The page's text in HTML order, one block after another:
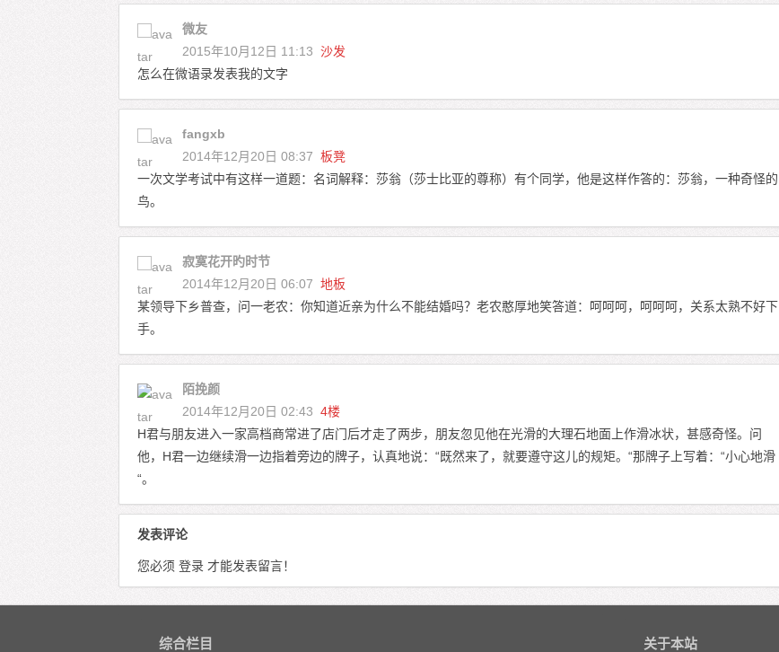
微友
2015年10月12日 11:13 沙发
怎么在微语录发表我的文字
fangxb
2014年12月20日 08:37 板凳
一次文学考试中有这样一道题：名词解释：莎翁（莎士比亚的尊称）有个同学，他是这样作答的：莎翁，一种奇怪的
鸟。
寂寞花开旳时节
2014年12月20日 06:07 地板
某领导下乡普查，问一老农：你知道近亲为什么不能结婚吗？老农憨厚地笑答道：呵呵呵，呵呵呵，关系太熟不好下
手。
陌挽颜
2014年12月20日 02:43 4楼
H君与朋友进入一家高档商常进了店门后才走了两步，朋友忽见他在光滑的大理石地面上作滑冰状，甚感奇怪。问
他，H君一边继续滑一边指着旁边的牌子，认真地说：“既然来了，就要遵守这儿的规矩。“那牌子上写着：“小心地滑
“。
发表评论
您必须 登录 才能发表留言！
综合栏目 关于本站